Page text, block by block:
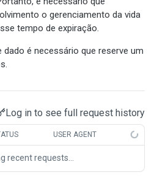
Person
Company
Background Check Person GET
Background Check
na transação
existente
GET
POST
o gerenciamento da vida
tempo de expiração.
é necessário que reserve um
Log in to see full request history
USER AGENT
recent requests…